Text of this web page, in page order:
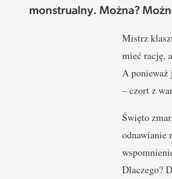
monstrualny. Można?
Mistrz
mieć rację,
A
– czort z
Święto
odnawianie
Dlaczego?